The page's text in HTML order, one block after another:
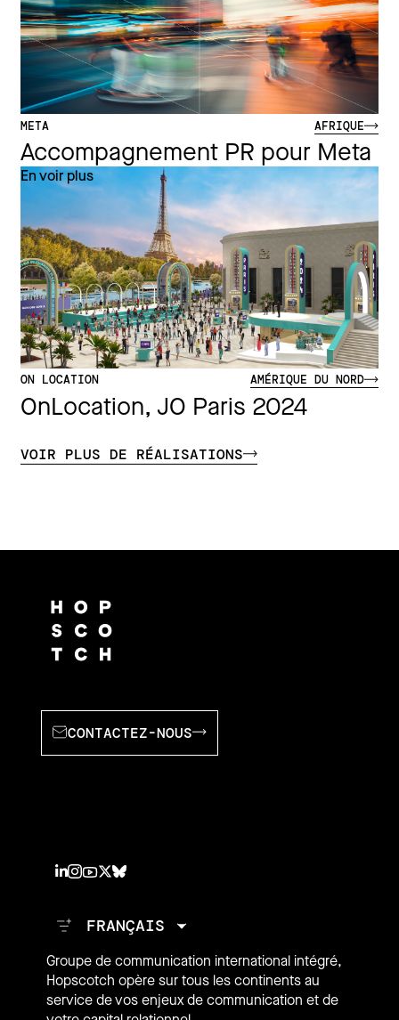
META AFRIQUE
Accompagnement PR pour Meta
En voir plus
ON LOCATION AMÉRIQUE DU NORD
OnLocation, JO Paris 2024
VOIR PLUS DE RÉALISATIONS
CONTACTEZ-NOUS
Groupe de communication international intégré,
Hopscotch opère sur tous les continents au
service de vos enjeux de communication et de